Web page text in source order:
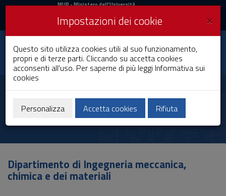
Vai
al
navigazione
sito
al
Footer
MIUR
Accedi
MUR- Ministero dell'Università
Accedi UniCA News
Toggle
navigation
Università degli
Studi di Cagliari
Roberta Licheri
Dipartimento di Ingegneria meccanica,
chimica e dei materiali
×
Impostazioni dei cookie
Questo sito utilizza cookies utili al suo funzionamento,
propri e di terze parti. Cliccando su accetta cookies
acconsenti all'uso. Per saperne di più leggi Informativa sui
cookies
Personalizza Accetta cookies Rifiuta